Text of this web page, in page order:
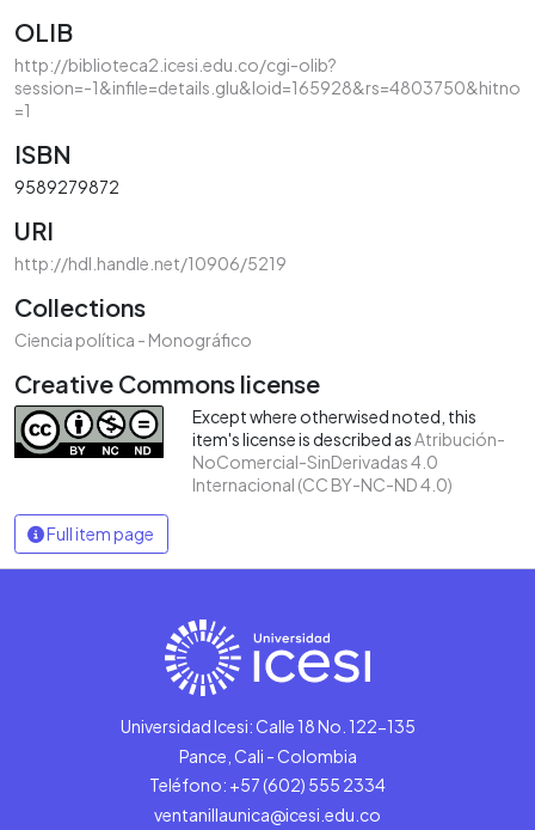
OLIB
http://biblioteca2.icesi.edu.co/cgi-olib?
session=-1&infile=details.glu&loid=165928&rs=4803750&hitno
=1
ISBN
9589279872
URI
http://hdl.handle.net/10906/5219
Collections
Ciencia política - Monográfico
Creative Commons license
Except where otherwised noted, this
item's license is described asAtribución-
NoComercial-SinDerivadas 4.0
Internacional (CC BY-NC-ND 4.0)
Full item page
Universidad Icesi: Calle 18 No. 122-135
Pance, Cali - Colombia
Teléfono: +57 (602) 555 2334
ventanillaunica@icesi.edu.co